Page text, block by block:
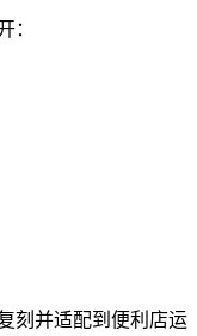
：
刻并适配到便利店运